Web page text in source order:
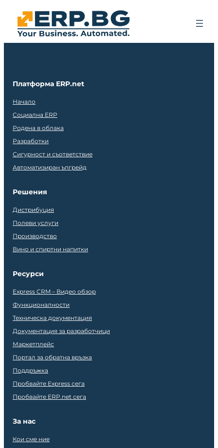
Платформа ERP.net
Начало
Социална ERP
Родена в облака
Разработки
Сигурност и съответствие
Автоматизиран ъпгрейд
Решения
Дистрибуция
Полеви услуги
Производство
Вино и спиртни напитки
Ресурси
Express CRM – Видео обзор
Функционалности
Техническа документация
Документация за разработчици
Маркетплейс
Портал за обратна връзка
Поддръжка
Пробвайте Express сега
Пробвайте ERP.net сега
За нас
Кои сме ние